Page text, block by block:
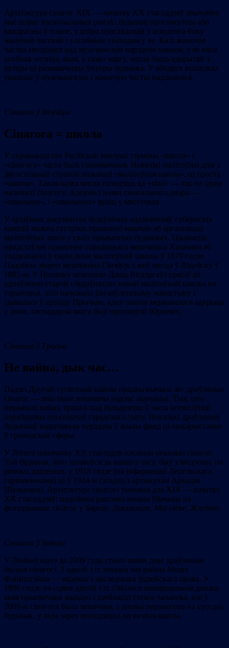
Архітэктура сінагог ХІХ — пачатку ХХ стагоддзяў звычайна
мае шэраг вызначальных рысаў: будынак простакутны або
квадратны ў плане, з добра прагляданай з заходняга боку
жаночай часткай і з асобным уваходам у яе. Калі жаночая
частка месцілася над мужчынскім пярэднім пакоем, у яе вяла
асобная лесвіца, якая, у сваю чаргу, магла быць адкрытай з
вуліцы ці размяшчацца ўнутры будынка. У абодвух выпадках
уваходы ў мужчынскую і жаночую часткі падзяляліся.
Сінагога ў Вілейцы
Сінагога = школа
У справаводстве Расійскай імперыі тэрміны «школа» і
«сінагога» часта былі сінанімічныя. Невялікі малітоўны дом з
двухсхільнай страхой называлі «малітоўная школа», ці проста
«школа». Такая назва магла паходзіць ад «shul» — так на ідыш
называлі сінагогу. Адсюль і назва сінагальнага двара —
«школьны», і «школьных» вуліц у мястэчках.
У архіўных дакументах будаўнічых аддзяленняў губернскіх
камісій можна сустрэць прашэнні мяшчан аб арганізацыі
малітоўных школ у сваіх прыватных будынках. Цікавасць
прадстаўляе прашэнне гарадоцкага мешчаніна Хазанава аб
уладкаванні ў сваім доме малітоўнай школы ў 1879 годзе.
Падобны зварот мешчаніна Гінзбурга меў месца ў Віцебску ў
1885-м. У Полацку мешчанін Давід Вігдэргаўз прасіў аб
аднаўленні старой і будаўніцтве новай малітоўнай школы на
тэрыторыі, што належала Богаяўленскаму манастыру і
здавалася ў арэнду. Прычым, адну школу меркавалася адкрыць
у доме, гаспадаром якога быў протаіерэй Юркевіч.
Сінагога ў Гродна
Не вайна, дык час…
Падзеі Другой сусветнай вайны прадвызначылі лёс драўляных
сінагог — яны былі знішчаны падчас акупацыі. Тыя, што
перажылі вайну, трапілі пад бульдозеры ў часы інтэнсіўнай
перабудовы паселішчаў гарадскога тыпу. Некалькі драўляных
будынкаў выратавала перадача ў жылы фонд ці выкарыстанне
ў грамадскай сферы.
У Лепелі напачатку XX стагоддзя існавала некалькі сінагог.
Той будынак, што захаваўся да нашага часу, быў узведзены, па
розных дадзеных, у 1918 годзе (па інфармацыі Лепельскага
гарвыканкама) ці ў 1924-м (згодна з артыкулам Аркадзя
Шульмана). Архітэктура сінагогі тыповая для XIX — пачатку
XX стагоддзяў: падобныя рашэнні можна ўбачыць на
фотаздымках сінагог у Бярозе, Докшыцах, Магілёве, Жлобіне.
Сінагога ў Івянцы
У Любані яшчэ да 2009 года стаялі побач дзве драўляныя
былыя сінагогі. З адной з іх звязана імя рабіна Мошэ
Файнштэйна — вядомага даследчыка іудзейскага права. У
1996 годзе на сцяне адной з іх з’явілася мемарыяльная дошка,
якая прысвечана жыццю і дзейнасці гэтага чалавека, але ў
2009-м сінагога была знішчана, а дошка перанесена на суседні
будынак, у якім зараз знаходзіцца музычная школа.